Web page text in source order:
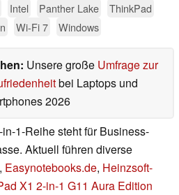
Intel Panther Lake
ThinkPad
Wi-Fi 7 Windows
Unsere große Umfrage zur
bei Laptops und
2026
1-Reihe steht für Business-
Aktuell führen diverse
, Easynotebooks.de, Heinzsoft-
X1 2-in-1 G11 Aura Edition